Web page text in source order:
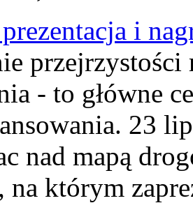
i
- to główne
23
nad mapą
którym